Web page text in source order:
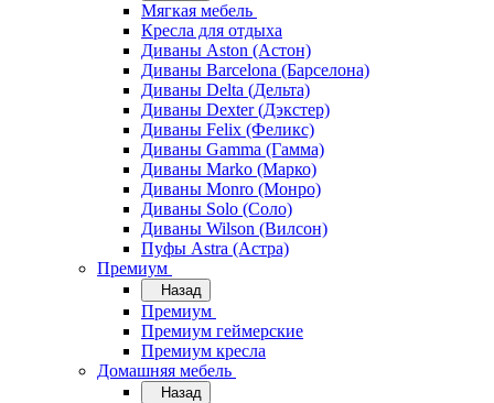
Мягкая мебель
Кресла для отдыха
Диваны Aston (Астон)
Диваны Barcelona (Барселона)
Диваны Delta (Дельта)
Диваны Dexter (Дэкстер)
Диваны Felix (Феликс)
Диваны Gamma (Гамма)
Диваны Marko (Марко)
Диваны Monro (Монро)
Диваны Solo (Соло)
Диваны Wilson (Вилсон)
Пуфы Astra (Астра)
Премиум
Назад
Премиум
Премиум геймерские
Премиум кресла
Домашняя мебель
Назад